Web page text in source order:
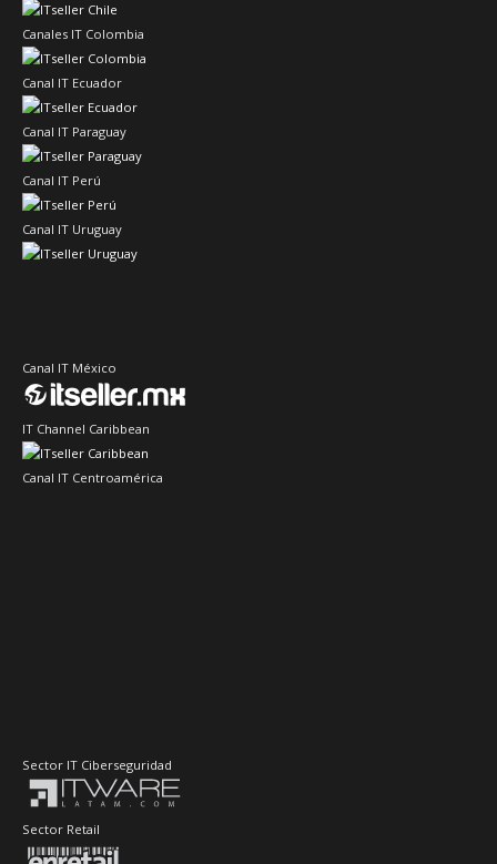
Canales IT Colombia
Canal IT Ecuador
Canal IT Paraguay
Canal IT Perú
Canal IT Uruguay
Canal IT México
IT Channel Caribbean
Canal IT Centroamérica
Sector IT Ciberseguridad
Sector Retail